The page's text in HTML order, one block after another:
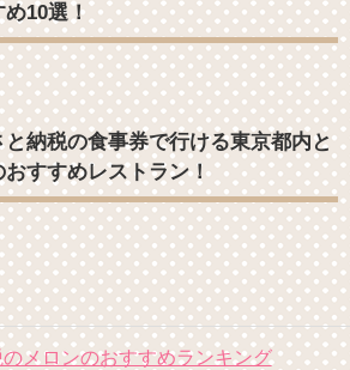
10選！
と納税の食事券で行ける東京都内と
おすすめレストラン！
メロンのおすすめランキング